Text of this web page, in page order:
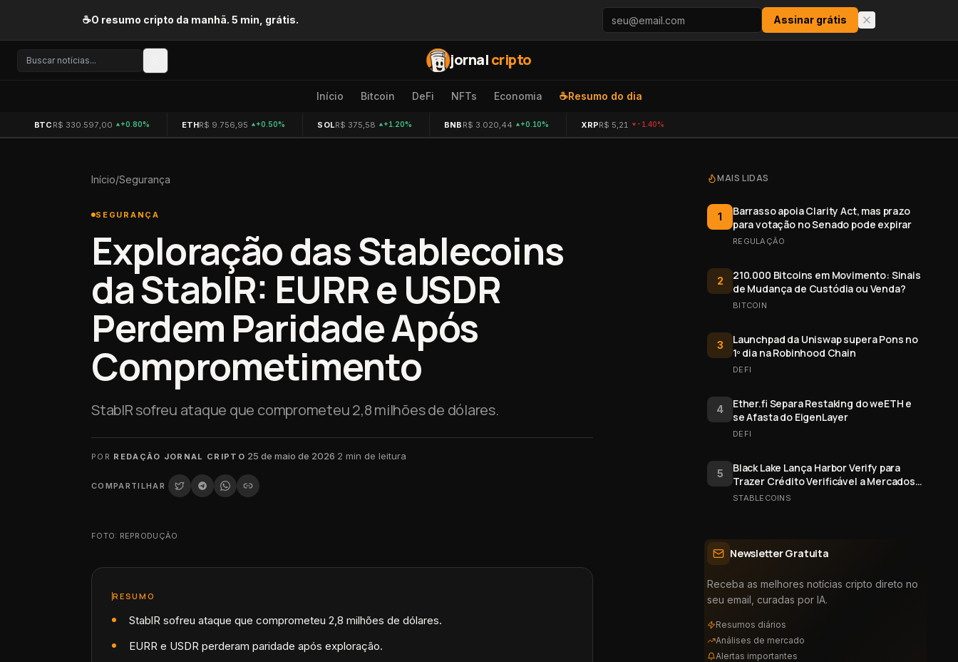
☕O resumo cripto da manhã. 5 min, grátis. Assinar grátis
jornalcripto
Início Bitcoin DeFi NFTs Economia ☕Resumo do dia
BTC R$ 330.597,00 +0.80% ETHR$ 9.756,95 +0.50% SOLR$ 375,58 +1.20% BNB R$ 3.020,44 +0.10% XRPR$ 5,21 -1.40%
Início/Segurança
SEGURANÇA
Exploração das Stablecoins
da StablR: EURR e USDR
Perdem Paridade Após
Comprometimento
StablR sofreu ataque que comprometeu 2,8 milhões de dólares.
POR REDAÇÃO JORNAL CRIPTO·25 de maio de 2026·2 min de leitura
COMPARTILHAR
FOTO: REPRODUÇÃO
RESUMO
StablR sofreu ataque que comprometeu 2,8 milhões de dólares.
EURR e USDR perderam paridade após exploração.
MAIS LIDAS
1
Barrasso apoia Clarity Act, mas prazo
para votação no Senado pode expirar
REGULAÇÃO
2
210.000 Bitcoins em Movimento: Sinais
de Mudança de Custódia ou Venda?
BITCOIN
3
Launchpad da Uniswap supera Pons no
1º dia na Robinhood Chain
DEFI
4
Ether.fi Separa Restaking do weETH e
se Afasta do EigenLayer
DEFI
5
Black Lake Lança Harbor Verify para
Trazer Crédito Verificável a Mercados
Onchain
STABLECOINS
Newsletter Gratuita
Receba as melhores notícias cripto direto no
seu email, curadas por IA.
Resumos diários
Análises de mercado
Alertas importantes